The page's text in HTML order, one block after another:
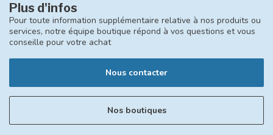
Plus d'infos
Pour toute information supplémentaire relative à nos produits ou
services, notre équipe boutique répond à vos questions et vous
conseille pour votre achat
Nous contacter
Nos boutiques